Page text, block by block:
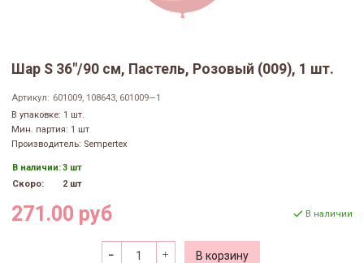
Шар S 36"/90 см, Пастель, Розовый (009), 1 шт.
Артикул: 601009, 108643, 601009—1
В упаковке: 1 шт.
Мин. партия: 1 шт
Производитель: Sempertex
В наличии:3 шт
Скоро:
2 шт
271.00 руб В наличии
В корзину